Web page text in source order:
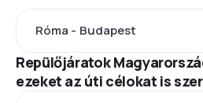
Róma - Budapest
Repülőjáratok
ezeket az úti célokat is